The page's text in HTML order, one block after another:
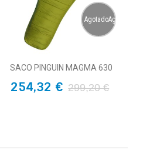
AgotadoAgotado
SACO PINGUIN MAGMA 630
254,32 € 299,20 €